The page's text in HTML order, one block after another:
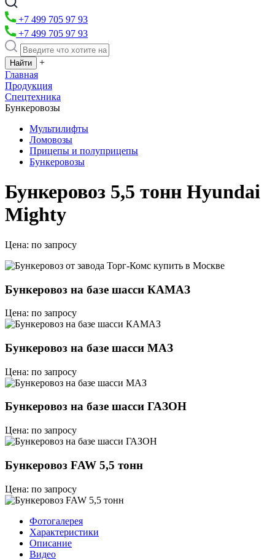
+7 499 705 97 93
+7 499 705 97 93
+
Главная
Продукция
Спецтехника
Бункеровозы
Мультилифты
Ломовозы
Прицепы и полуприцепы
Бункеровозы
Бункеровоз 5,5 тонн Hyundai
Mighty
Цена: по запросу
Бункеровоз на базе шасси КАМАЗ
Цена: по запросу
Бункеровоз на базе шасси МАЗ
Цена: по запросу
Бункеровоз на базе шасси ГАЗОН
Цена: по запросу
Бункеровоз FAW 5,5 тонн
Цена: по запросу
Фотогалерея
Характеристики
Описание
Видео